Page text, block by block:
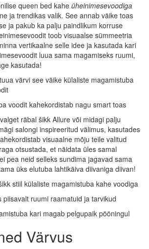
queen bed kahe üheinimesevoodiga
ja trendikas valik. See annab väike toas
ja pakub ka palju paindlikum korruse
toob visuaalse sümmeetria
vertikaalne selle idee ja kasutada kari
luua sama magamiseks ruumi,
kasutada!
räbal šikk Allure või midagi palju
salongi inspireeritud välimus, kasutades
visuaalne mõju teile valitud
otsustada, et näidata üles samal
pea neid selleks sundima jagavad sama
üks elutuba lahtikäiva diivaniga diivan!
Värvus